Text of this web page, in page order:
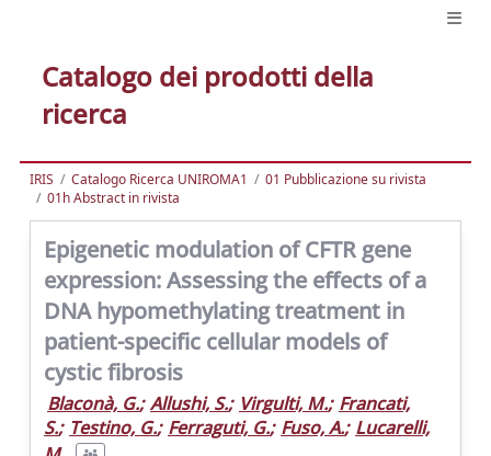
Catalogo dei prodotti della
ricerca
IRIS Catalogo Ricerca UNIROMA1
01 Pubblicazione su rivista
01h Abstract in rivista
Epigenetic modulation of CFTR gene
expression: Assessing the effects of a
DNA hypomethylating treatment in
patient-specific cellular models of
cystic fibrosis
Blaconà, G.; Allushi, S.; Virgulti, M.; Francati,
S.; Testino, G.; Ferraguti, G.; Fuso, A.; Lucarelli,